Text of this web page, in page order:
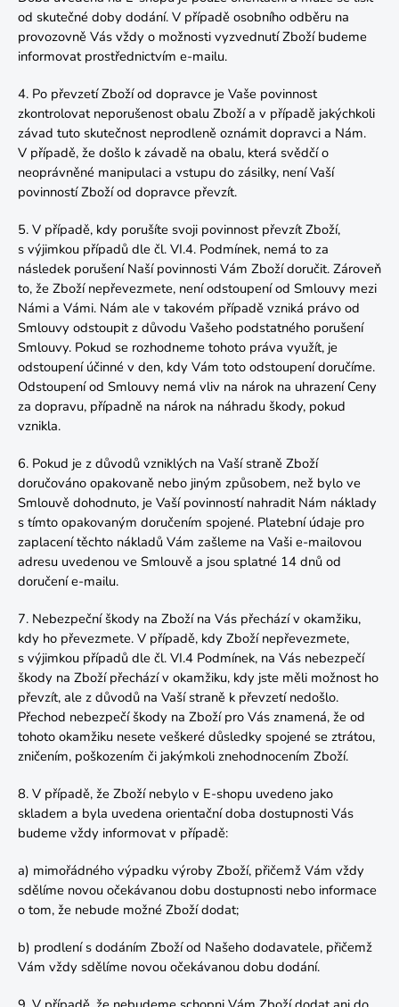
od skutečné doby dodání. V případě osobního odběru na
provozovně Vás vždy o možnosti vyzvednutí Zboží budeme
informovat prostřednictvím e-mailu.
4. Po převzetí Zboží od dopravce je Vaše povinnost
zkontrolovat neporušenost obalu Zboží a v případě jakýchkoli
závad tuto skutečnost neprodleně oznámit dopravci a Nám.
V případě, že došlo k závadě na obalu, která svědčí o
neoprávněné manipulaci a vstupu do zásilky, není Vaší
povinností Zboží od dopravce převzít.
5. V případě, kdy porušíte svoji povinnost převzít Zboží,
s výjimkou případů dle čl. VI.4. Podmínek, nemá to za
následek porušení Naší povinnosti Vám Zboží doručit. Zároveň
to, že Zboží nepřevezmete, není odstoupení od Smlouvy mezi
Námi a Vámi. Nám ale v takovém případě vzniká právo od
Smlouvy odstoupit z důvodu Vašeho podstatného porušení
Smlouvy. Pokud se rozhodneme tohoto práva využít, je
odstoupení účinné v den, kdy Vám toto odstoupení doručíme.
Odstoupení od Smlouvy nemá vliv na nárok na uhrazení Ceny
za dopravu, případně na nárok na náhradu škody, pokud
vznikla.
6. Pokud je z důvodů vzniklých na Vaší straně Zboží
doručováno opakovaně nebo jiným způsobem, než bylo ve
Smlouvě dohodnuto, je Vaší povinností nahradit Nám náklady
s tímto opakovaným doručením spojené. Platební údaje pro
zaplacení těchto nákladů Vám zašleme na Vaši e-mailovou
adresu uvedenou ve Smlouvě a jsou splatné 14 dnů od
doručení e-mailu.
7. Nebezpeční škody na Zboží na Vás přechází v okamžiku,
kdy ho převezmete. V případě, kdy Zboží nepřevezmete,
s výjimkou případů dle čl. VI.4 Podmínek, na Vás nebezpečí
škody na Zboží přechází v okamžiku, kdy jste měli možnost ho
převzít, ale z důvodů na Vaší straně k převzetí nedošlo.
Přechod nebezpečí škody na Zboží pro Vás znamená, že od
tohoto okamžiku nesete veškeré důsledky spojené se ztrátou,
zničením, poškozením či jakýmkoli znehodnocením Zboží.
8. V případě, že Zboží nebylo v E-shopu uvedeno jako
skladem a byla uvedena orientační doba dostupnosti Vás
budeme vždy informovat v případě:
a) mimořádného výpadku výroby Zboží, přičemž Vám vždy
sdělíme novou očekávanou dobu dostupnosti nebo informace
o tom, že nebude možné Zboží dodat;
b) prodlení s dodáním Zboží od Našeho dodavatele, přičemž
Vám vždy sdělíme novou očekávanou dobu dodání.